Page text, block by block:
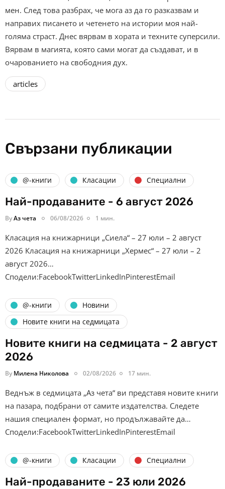
мен. След това разбрах, че мога аз да го разказвам и
направих писането и четенето на истории моя най-
голяма страст. Днес вярвам в хората и техните суперсили.
Вярвам в магията, която сами могат да създават, и в
очарованието на свободния дух.
articles
Свързани публикации
@-книги Класации Специални
Най-продаваните - 6 август 2026
ByАз чета 06/08/2026 1 мин.
Класация на книжарници „Сиела“ – 27 юли – 2 август
2026 Класация на книжарници „Хермес“ – 27 юли – 2
август 2026…
Сподели:FacebookTwitterLinkedInPinterestEmail
@-книги
Новини
Новите книги на седмицата
Новите книги на седмицата - 2 август
2026
By Милена Николова 02/08/2026 17 мин.
Веднъж в седмицата „Аз чета“ ви представя новите книги
на пазара, подбрани от самите издателства. Следете
нашия специален формат, но продължавайте да…
Сподели:FacebookTwitterLinkedInPinterestEmail
@-книги Класации Специални
Най-продаваните - 23 юли 2026